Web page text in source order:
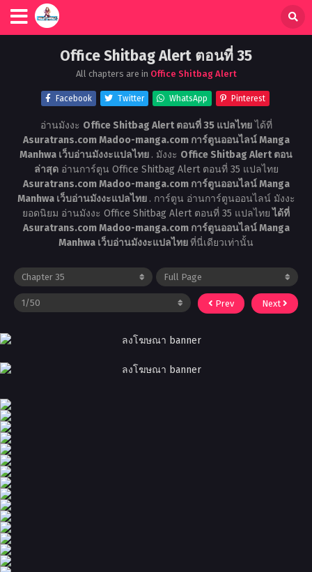
Office Shitbag Alert ตอนที่ 35
All chapters are in Office Shitbag Alert
Facebook Twitter WhatsApp Pinterest
อ่านมังงะ Office Shitbag Alert ตอนที่ 35 แปลไทยได้ที่
Asuratrans.com Madoo-manga.com การ์ตูนออนไลน์ Manga
Manhwa เว็บอ่านมังงะแปลไทย . มังงะ Office Shitbag Alert ตอน
ล่าสุดอ่านการ์ตูน Office Shitbag Alert ตอนที่ 35 แปลไทย
Asuratrans.com Madoo-manga.com การ์ตูนออนไลน์ Manga
Manhwa เว็บอ่านมังงะแปลไทย . การ์ตูน อ่านการ์ตูนออนไลน์ มังงะ
ยอดนิยม อ่านมังงะ Office Shitbag Alert ตอนที่ 35 แปลไทยได้ที่
Asuratrans.com Madoo-manga.com การ์ตูนออนไลน์ Manga
Manhwa เว็บอ่านมังงะแปลไทยที่นี่เดียวเท่านั้น
Prev Next